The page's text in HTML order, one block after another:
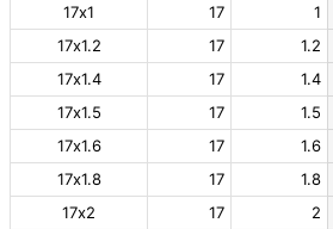
17х1
17 1
17х1.2
17 1.2
17х1.4
17 1.4
17х1.5
17 1.5
17х1.6
17 1.6
17х1.8
17 1.8
17х2
17 2